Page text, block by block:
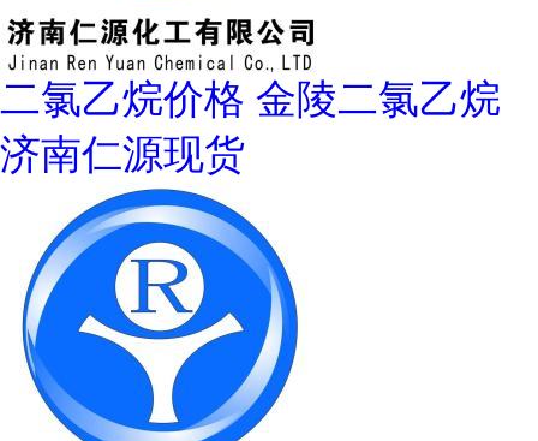
二氯乙烷价格 金陵二氯乙烷
济南仁源现货